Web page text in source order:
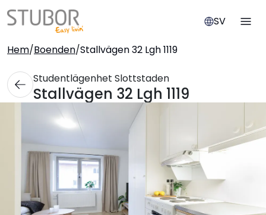
SV
Hem/Boenden/Stallvägen 32 Lgh 1119
Studentlägenhet Slottstaden
Stallvägen 32 Lgh 1119